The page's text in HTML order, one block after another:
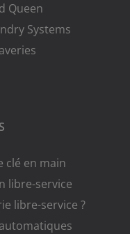
Queen
Systems
clé en main
libre-service
libre-service ?